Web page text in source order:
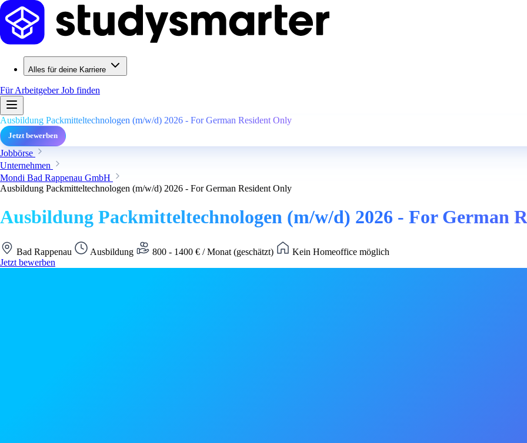
Alles für deine Karriere
Für ArbeitgeberJob finden
Ausbildung Packmitteltechnologen (m/w/d) 2026 - For German Resident Only
Jetzt bewerben
Jobbörse
Unternehmen
Mondi Bad Rappenau GmbH
Ausbildung Packmitteltechnologen (m/w/d) 2026 - For German Resident Only
Ausbildung Packmitteltechnologen (m/w/d) 2026 - For German
Bad Rappenau Ausbildung 800 - 1400 € / Monat (geschätzt)
Kein Homeoffice möglich
Jetzt bewerben